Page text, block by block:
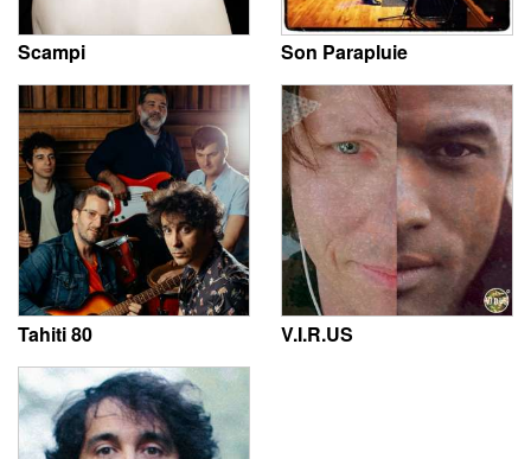
Scampi Son Parapluie
Tahiti 80 V.I.R.US